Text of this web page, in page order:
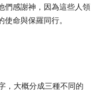
們感謝神，因為這些人領
使命與保羅同行。
，大概分成三種不同的